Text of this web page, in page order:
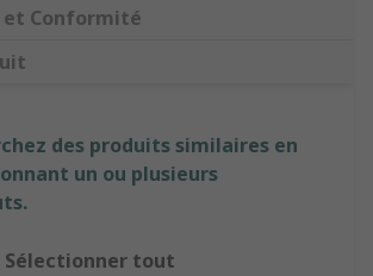
Conformité
des produits similaires en
un ou plusieurs
Sélectionner tout